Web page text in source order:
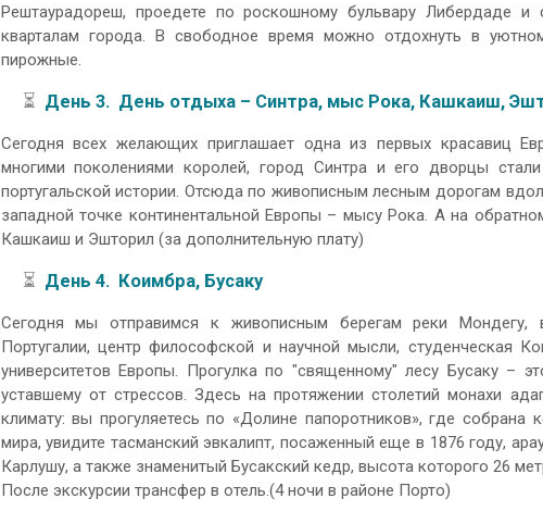
Рештаурадореш, проедете по роскошному бульвару Либердаде и
кварталам города. В свободное время можно отдохнуть в
пирожные.
⏳ День 3. День отдыха – Синтра, мыс Рока, Кашкаиш,
Сегодня всех желающих приглашает одна из первых красавиц
многими поколениями королей, город Синтра и его дворцы
португальской истории. Отсюда по живописным лесным дорогам
западной точке континентальной Европы – мысу Рока. А на
Кашкаиш и Эшторил (за дополнительную плату)
⏳ День 4. Коимбра, Бусаку
Сегодня мы отправимся к живописным берегам реки Мондегу,
Португалии, центр философской и научной мысли, студенческая
университетов Европы. Прогулка по "священному" лесу Бусаку –
уставшему от стрессов. Здесь на протяжении столетий монахи
климату: вы прогуляетесь по «Долине папоротников», где собрана
мира, увидите тасманский эвкалипт, посаженный еще в 1876 году,
Карлушу, а также знаменитый Бусакский кедр, высота которого 26
После экскурсии трансфер в отель.(4 ночи в районе Порто)